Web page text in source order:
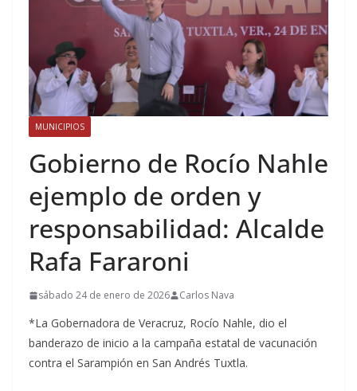
MUNICIPIOS
Gobierno de Rocío Nahle
ejemplo de orden y
responsabilidad: Alcalde
Rafa Fararoni
sábado 24 de enero de 2026 Carlos Nava
*La Gobernadora de Veracruz, Rocío Nahle, dio el
banderazo de inicio a la campaña estatal de vacunación
contra el Sarampión en San Andrés Tuxtla.